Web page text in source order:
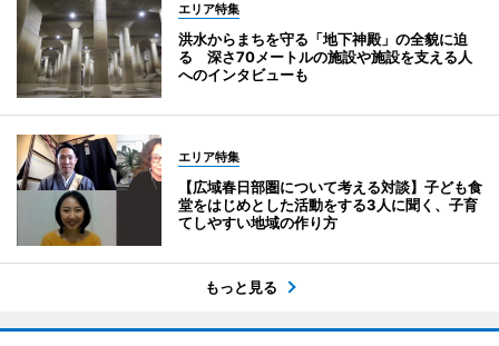
エリア特集
洪水からまちを守る「地下神殿」の全貌に迫
る 深さ70メートルの施設や施設を支える人
へのインタビューも
エリア特集
【広域春日部圏について考える対談】子ども食
堂をはじめとした活動をする3人に聞く、子育
てしやすい地域の作り方
もっと見る